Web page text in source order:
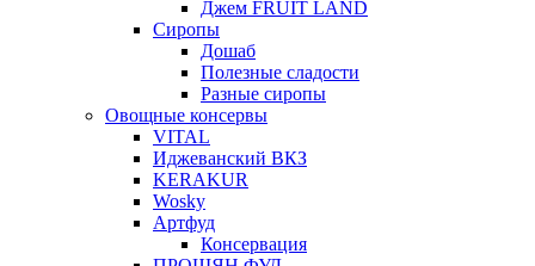
Джем FRUIT LAND
Сиропы
Дошаб
Полезные сладости
Разные сиропы
Овощные консервы
VITAL
Иджеванский ВКЗ
KERAKUR
Wosky
Артфуд
Консервация